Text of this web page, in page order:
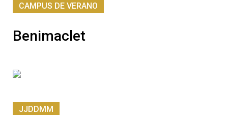
CAMPUS DE VERANO
Benimaclet
JJDDMM